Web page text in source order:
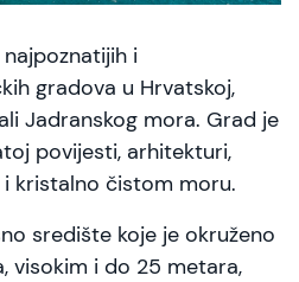
i
gradova u Hrvatskoj,
Jadranskog mora. Grad je
povijesti, arhitekturi,
kristalno čistom moru.
središte koje je okruženo
visokim i do 25 metara,